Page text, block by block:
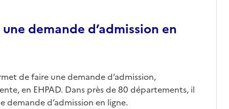
demande d’admission en
de faire une demande d’admission,
en EHPAD. Dans près de 80 départements, il
demande d’admission en ligne.